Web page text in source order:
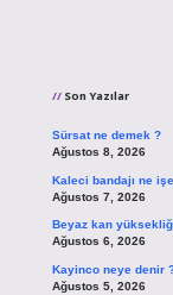
Son Yazılar
Sürsat ne demek ?
Ağustos 8, 2026
Kaleci bandajı ne
Ağustos 7, 2026
Beyaz kan
Ağustos 6, 2026
Kayinco neye denir
Ağustos 5, 2026